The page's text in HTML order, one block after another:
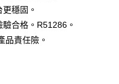
、不需綁卡、不需儲值。
，簡訊認證，即可結帳。
穩固。
合格。R51286。
品責任險。